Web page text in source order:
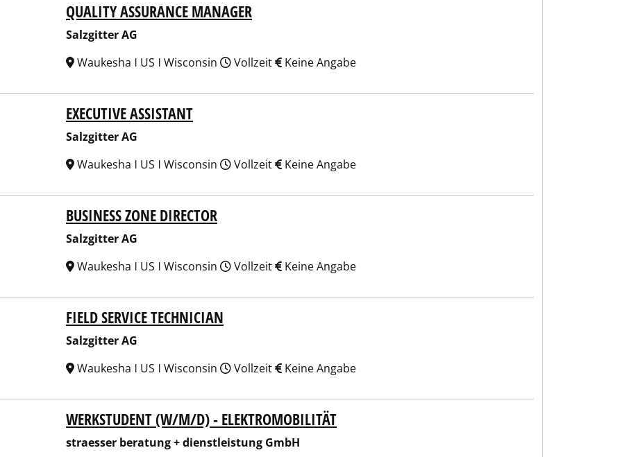
QUALITY ASSURANCE MANAGER
Salzgitter AG
Waukesha ǀ US ǀ Wisconsin
Vollzeit Keine Angabe
EXECUTIVE ASSISTANT
Salzgitter AG
Waukesha ǀ US ǀ Wisconsin
Vollzeit Keine Angabe
BUSINESS ZONE DIRECTOR
Salzgitter AG
Waukesha ǀ US ǀ Wisconsin
Vollzeit Keine Angabe
FIELD SERVICE TECHNICIAN
Salzgitter AG
Waukesha ǀ US ǀ Wisconsin
Vollzeit Keine Angabe
beratung + dienstleistung GmbH
WERKSTUDENT (W/M/D) - ELEKTROMOBILITÄT
straesser beratung + dienstleistung GmbH